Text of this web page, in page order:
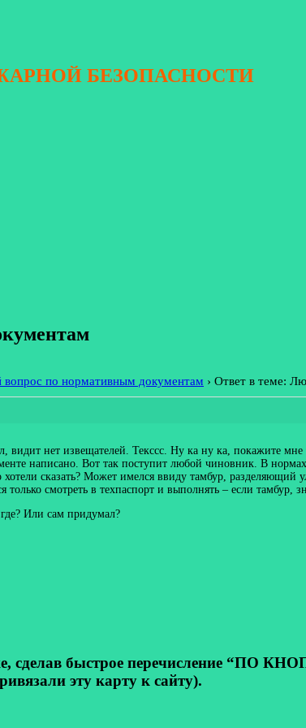
БЕЗОПАСНОСТИ
по нормативным документам › Ответ в теме:
видит нет извещателей. Текссс. Ну ка ну ка, покажите
написано. Вот так поступит любой чиновник. В
хотели сказать? Может имелся ввиду тамбур,
смотреть в техпаспорт и выполнять – если тамбур,
Или сам придумал?
быстрое перечисление “ПО
эту карту к сайту).